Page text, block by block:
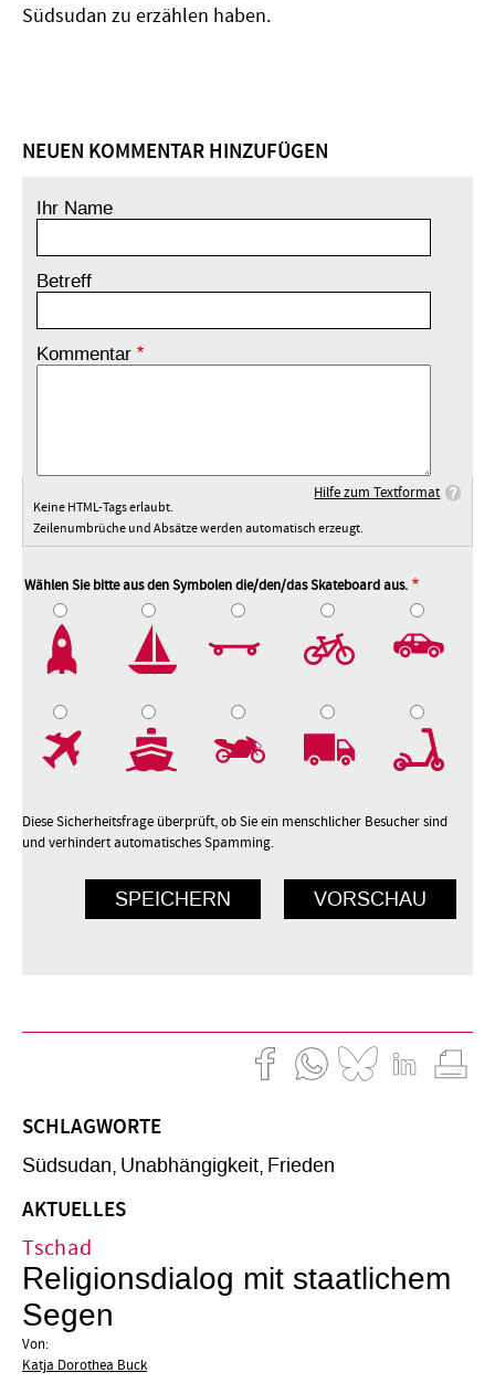
Südsudan zu erzählen haben.
NEUEN KOMMENTAR HINZUFÜGEN
Ihr Name
Betreff
Kommentar
Hilfe zum Textformat
Keine HTML-Tags erlaubt.
Zeilenumbrüche und Absätze werden automatisch erzeugt.
Wählen Sie bitte aus den Symbolen die/den/das Skateboard aus.
Diese Sicherheitsfrage überprüft, ob Sie ein menschlicher Besucher sind
und verhindert automatisches Spamming.
SCHLAGWORTE
Südsudan Unabhängigkeit Frieden
AKTUELLES
Tschad
Religionsdialog mit staatlichem
Segen
Von:
Katja Dorothea Buck